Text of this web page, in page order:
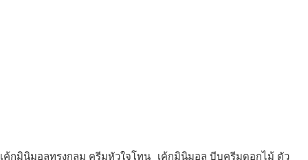
เค้กมินิมอลทรงกลม ครีมหัวใจโทน
เค้กมินิมอล บีบครีมดอกไม้ ตัว